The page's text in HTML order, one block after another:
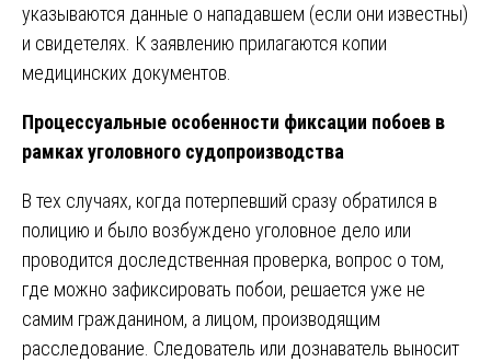
указываются данные о нападавшем (если они известны)
и свидетелях. К заявлению прилагаются копии
медицинских документов.
Процессуальные особенности фиксации побоев в
рамках уголовного судопроизводства
В тех случаях, когда потерпевший сразу обратился в
полицию и было возбуждено уголовное дело или
проводится доследственная проверка, вопрос о том,
где можно зафиксировать побои, решается уже не
самим гражданином, а лицом, производящим
расследование. Следователь или дознаватель выносит